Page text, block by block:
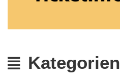
Kategorien